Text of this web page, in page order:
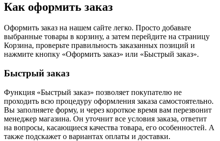
Как оформить заказ
Оформить заказ на нашем сайте легко. Просто добавьте
выбранные товары в корзину, а затем перейдите на страницу
Корзина, проверьте правильность заказанных позиций и
нажмите кнопку «Оформить заказ» или «Быстрый заказ».
Быстрый заказ
Функция «Быстрый заказ» позволяет покупателю не
проходить всю процедуру оформления заказа самостоятельно.
Вы заполняете форму, и через короткое время вам перезвонит
менеджер магазина. Он уточнит все условия заказа, ответит
на вопросы, касающиеся качества товара, его особенностей. А
также подскажет о вариантах оплаты и доставки.